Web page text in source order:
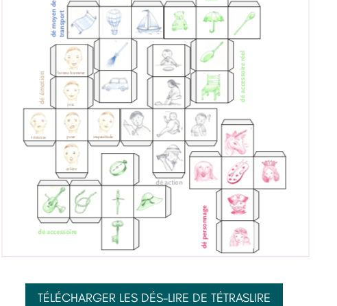
TÉLÉCHARGER LES DÉS-LIRE DE TÉTRASLIRE